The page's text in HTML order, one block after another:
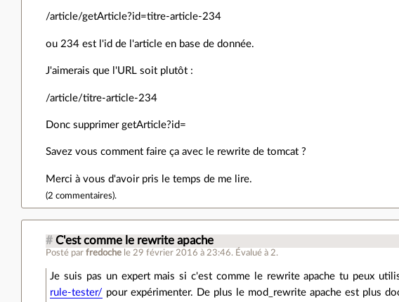
/article/getArticle?id=titre-article-234
ou 234 est l'id de l'article en base de donnée.
J'aimerais que l'URL soit plutôt :
/article/titre-article-234
Donc supprimer getArticle?id=
Savez vous comment faire ça avec le rewrite de tomcat ?
Merci à vous d'avoir pris le temps de me lire.
(2 commentaires).
# C'est comme le rewrite apache
Posté parfredoche le 29 février 2016 à 23:46. Évalué à 2.
Je suis pas un expert mais si c'est comme le rewrite apache tu peux
rule-tester/ pour expérimenter. De plus le mod_rewrite apache est plus